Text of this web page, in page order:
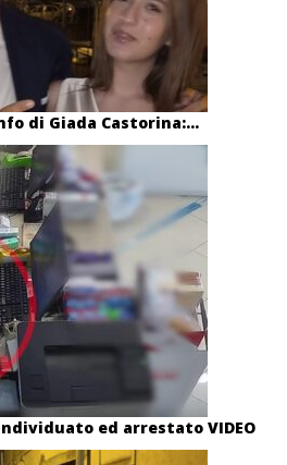
di Giada Castorina:...
ed arrestato VIDEO